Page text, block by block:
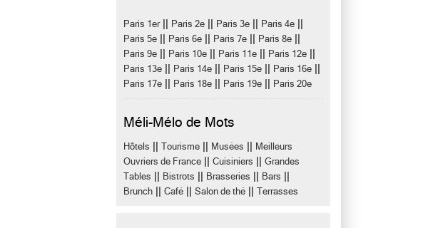
Paris 1er|| Paris 2e Paris 3e Paris 4e
Paris 5e Paris 6e Paris 7e Paris 8e
Paris 9e Paris 10e Paris 11e Paris 12e
Paris 13e Paris 14e Paris 15e Paris 16e
Paris 17e Paris 18e Paris 19e Paris 20e
Méli-Mélo de Mots
Hôtels Tourisme Musées
Meilleurs
Ouvriers de France
Cuisiniers
Grandes
Tables
Bistrots Brasseries Bars
Brunch Café Salon de thé Terrasses